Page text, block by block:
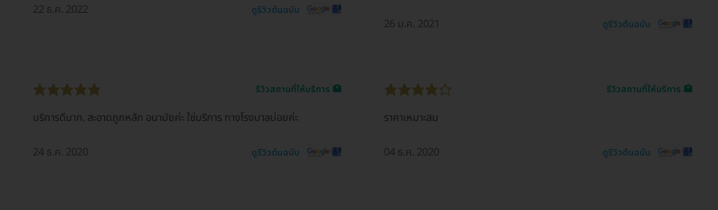
22 ธ.ค. 2022 ดูรีวิวต้นฉบับ
26 ม.ค. 2021 ดูรีวิวต้นฉบับ
รีวิวสถานที่ให้บริการ 🏥
บริการดีมาก. สะอาดถูกหลัก อนามัยค่ะ ใช่บริการ ทางโรงบาลบ่อยค่ะ
24 ธ.ค. 2020 ดูรีวิวต้นฉบับ
รีวิวสถานที่ให้บริการ 🏥
ราคาเหมาะสม
04 ธ.ค. 2020 ดูรีวิวต้นฉบับ